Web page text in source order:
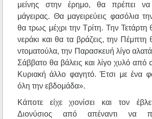
μείνης στην έρημο, θα πρέπει να
μάγειρας. Θα μαγειρεύεις φασόλια
θα τρως μέχρι την Τρίτη. Την Τετάρτη
νεράκι και θα τα βράζεις, την Πέμπτη
ντοματούλα, την Παρασκευή λίγο
Σάββατο θα βάλεις και λίγο χυλό από
Κυριακή άλλο φαγητό. Έτσι με ένα
όλη την εβδομάδα».
Κάποτε είχε χιονίσει και τον
Διονύσιος από απέναντι να